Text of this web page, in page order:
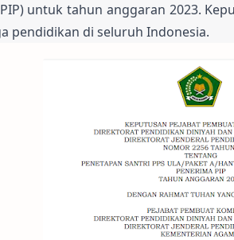
untuk tahun anggaran 2023.
pendidikan di seluruh Indonesia.